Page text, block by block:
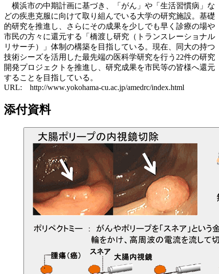
横浜市の中期計画に基づき、「がん」や「生活習慣病」な
どの疾患克服に向けて取り組んでいる大学の研究施設。基礎
的研究を推進し、さらにその成果を少しでも早く診療の場や
市民の方々に還元する「橋渡し研究（トランスレーショナル
リサーチ）」体制の構築を目指している。現在、同大の持つ
技術シーズを活用した最先端の医科学研究を行う22件の研究
開発プロジェクトを推進し、研究成果を市民等の皆様へ還元
することを目指している。
URL: http://www.yokohama-cu.ac.jp/amedrc/index.html
添付資料